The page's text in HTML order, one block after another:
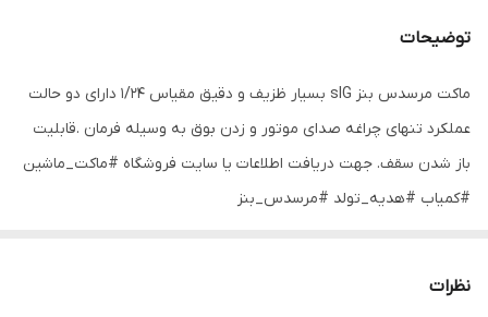
توضیحات
ماکت مرسدس بنز slG بسیار ظزیف و دقیق مقیاس ۱/۲۴ دارای دو حالت
عملکرد تنهای چراغه صدای موتور و زدن بوق به وسیله فرمان .قابلیت
باز شدن سقف. جهت دریافت اطلاعات یا سایت فروشگاه #ماکت_ماشین
#کمیاب #هدیه_تولد #مرسدس_بنز
نظرات